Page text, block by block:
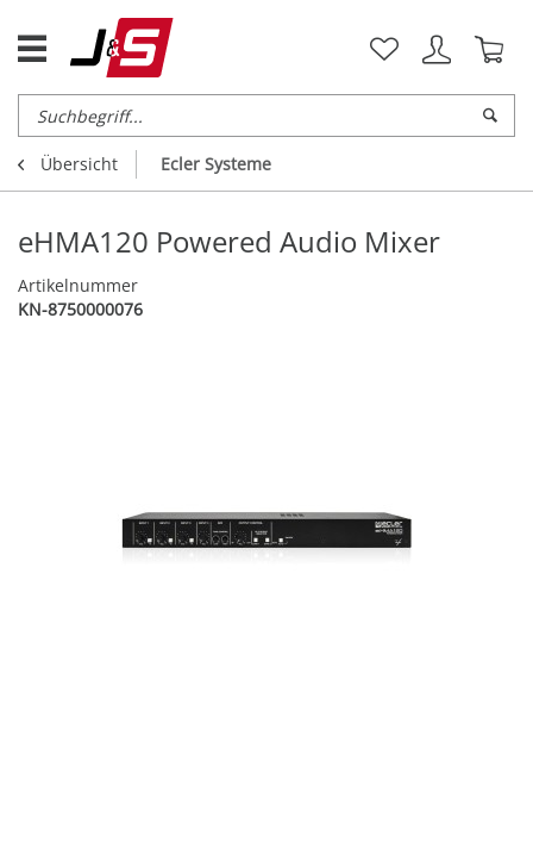
Übersicht Ecler Systeme
eHMA120 Powered Audio Mixer
Artikelnummer
KN-8750000076